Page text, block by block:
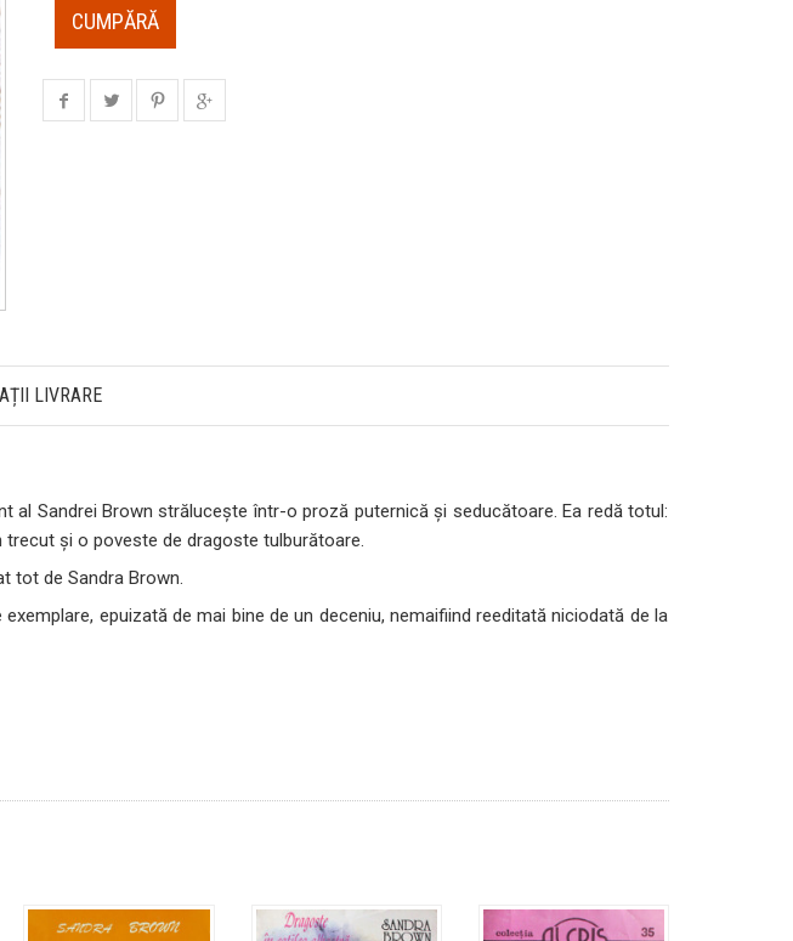
CUMPĂRĂ
LIVRARE
al Sandrei Brown străluceşte într-o proză puternică şi seducătoare. Ea redă totul:
şi o poveste de dragoste tulburătoare.
tot de Sandra Brown.
epuizată de mai bine de un deceniu, nemaifiind reeditată niciodată de la